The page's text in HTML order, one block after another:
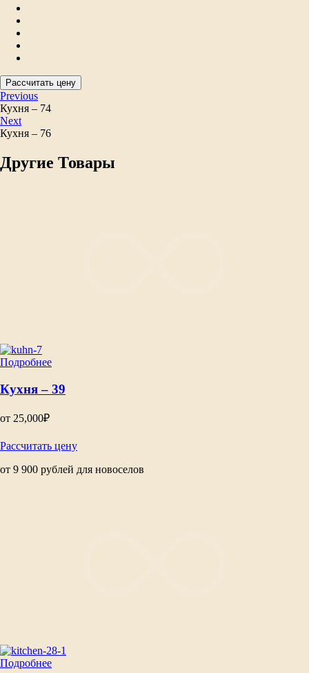
Рассчитать цену
Previous
Кухня – 74
Next
Кухня – 76
Другие Товары
Подробнее
Кухня – 39
от 25,000₽
Рассчитать цену
от 9 900 рублей для новоселов
Подробнее